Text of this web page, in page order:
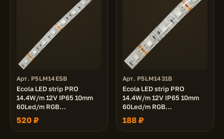
Арт. P5LM14ESB
Ecola LED strip PRO
14.4W/m 12V IP65 10mm
60Led/m RGB
разноцветная
светодиодная лента на
катушке 5м.
520 ₽
Арт. P5LM1431B
Ecola LED strip PRO
14.4W/m 12V IP65 10mm
60Led/m RGB
разноцветная
светодиодная лента на
катушке 3м.
188 ₽